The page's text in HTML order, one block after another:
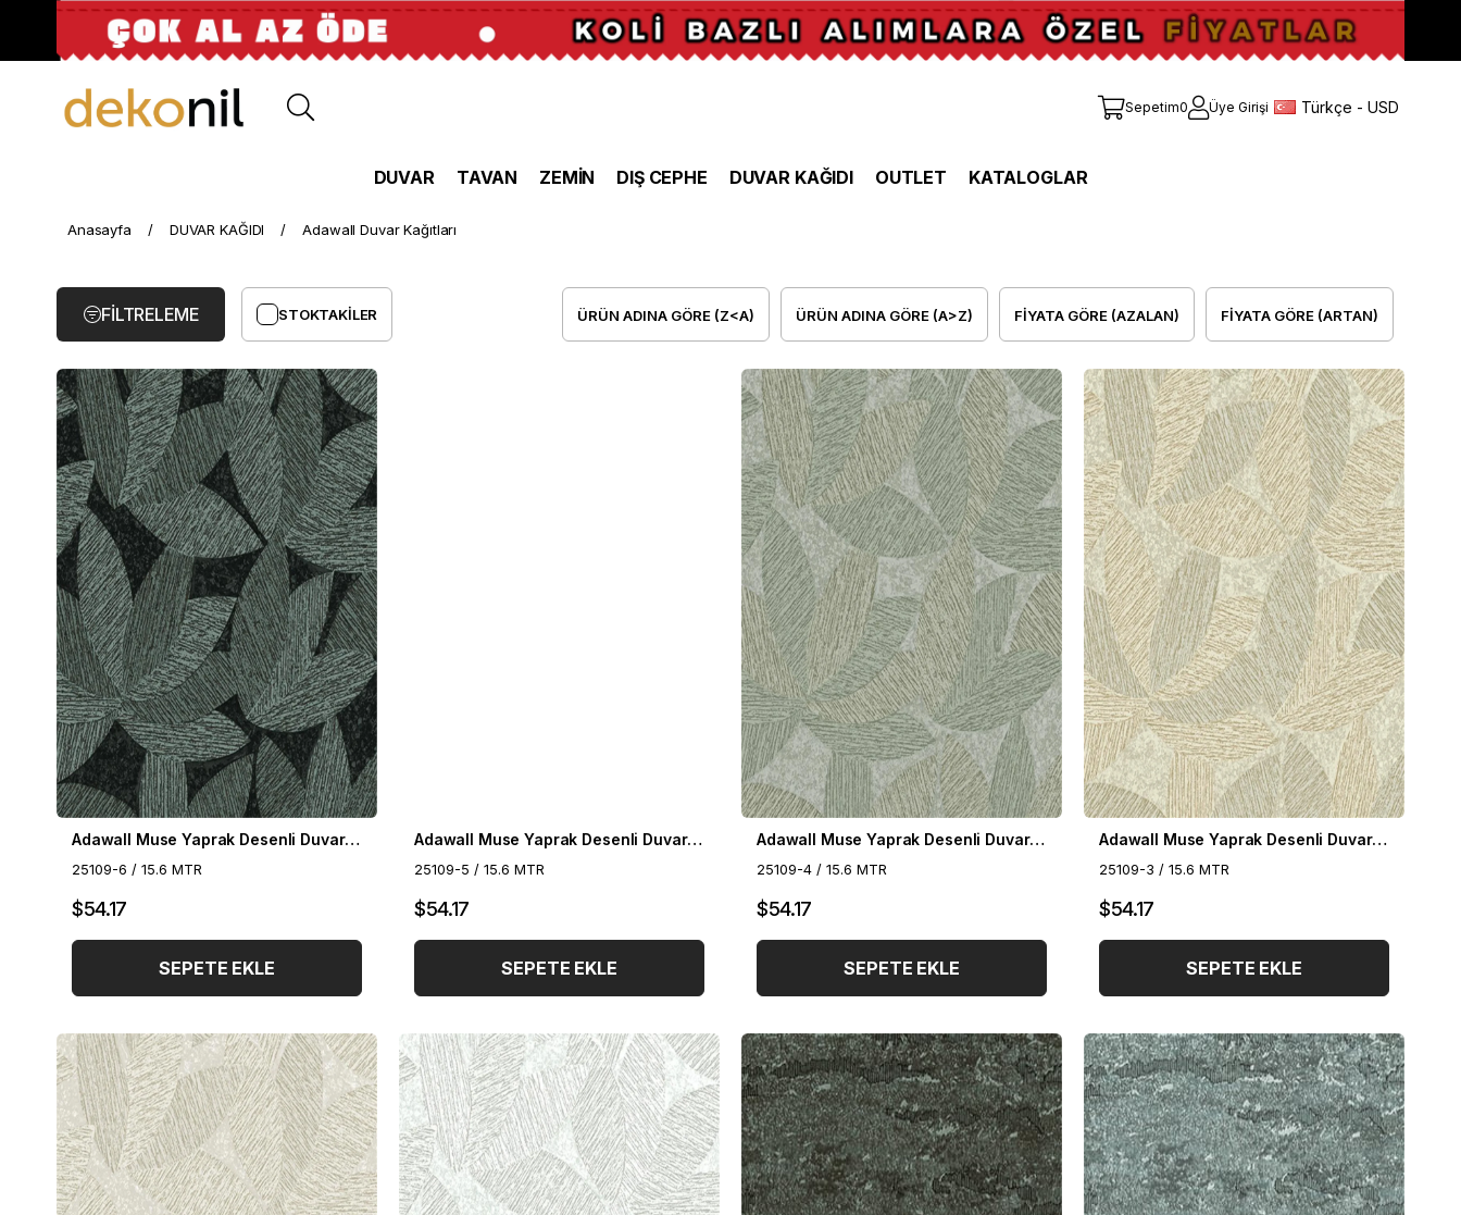
Sepetim0 Üye Girişi Türkçe - USD
DUVAR TAVAN ZEMİN DIŞ CEPHE DUVAR KAĞIDI OUTLET KATALOGLAR
Anasayfa DUVAR KAĞIDI Adawall Duvar Kağıtları
FIYATA GÖRE (ARTAN)
FIYATA GÖRE (AZALAN)
ÜRÜN ADINA GÖRE (A>Z)
ÜRÜN ADINA GÖRE (Z<A)
STOKTAKILER
FILTRELEME
Adawall Muse Yaprak Desenli Duvar Kağıdı 25109-6
25109-6 / 15.6 MTR
$54.17
SEPETE EKLE
Adawall Muse Yaprak Desenli Duvar Kağıdı 25109-5
25109-5 / 15.6 MTR
$54.17
SEPETE EKLE
Adawall Muse Yaprak Desenli Duvar Kağıdı 25109-4
25109-4 / 15.6 MTR
$54.17
SEPETE EKLE
Adawall Muse Yaprak Desenli Duvar Kağıdı 25109-3
25109-3 / 15.6 MTR
$54.17
SEPETE EKLE
Adawall
Kağıtları